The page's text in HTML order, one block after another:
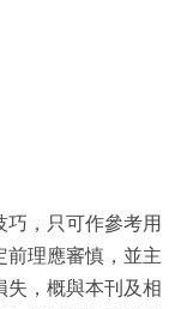
，只可作參考用
前理應審慎，並主
失，概與本刊及相